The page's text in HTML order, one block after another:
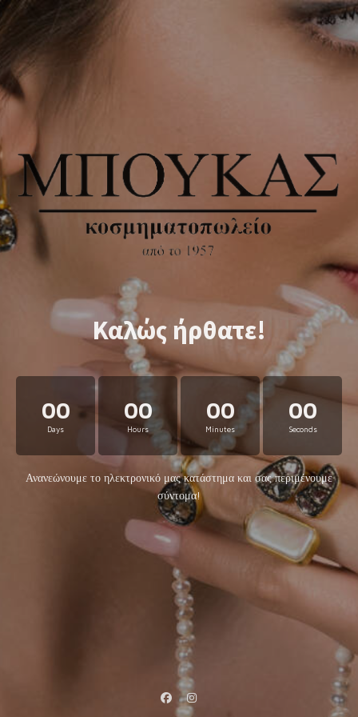
Καλώς ήρθατε!
00
Days
00
Hours
00
Minutes
00
Seconds
Ανανεώνουμε το ηλεκτρονικό μας κατάστημα και σας περιμένουμε
σύντομα!